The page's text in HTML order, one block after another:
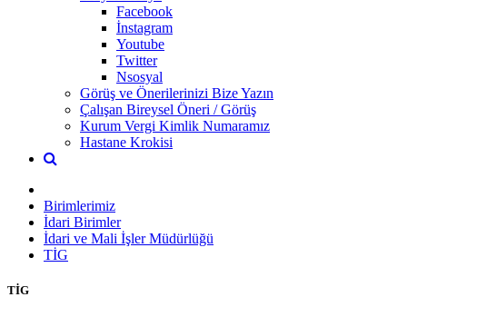
Facebook
İnstagram
Youtube
Twitter
Nsosyal
Görüş ve Önerilerinizi Bize Yazın
Çalışan Bireysel Öneri / Görüş
Kurum Vergi Kimlik Numaramız
Hastane Krokisi
Birimlerimiz
İdari Birimler
İdari ve Mali İşler Müdürlüğü
TİG
TİG